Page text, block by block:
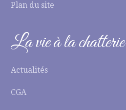
Plan du site
La vie à la chatterie
Actualités
CGA